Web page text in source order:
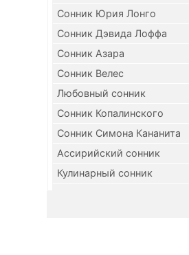
Сонник Юрия Лонго
Сонник Дэвида Лоффа
Сонник Азара
Сонник Велес
Любовный сонник
Сонник Копалинского
Сонник Симона Кананита
Ассирийский сонник
Кулинарный сонник